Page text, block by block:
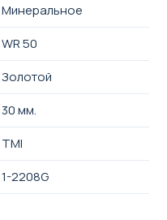
Минеральное
WR 50
Золотой
30 мм.
TMI
1-2208G